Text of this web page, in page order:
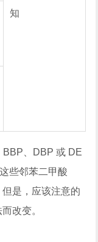
知
BBP、DBP 或 DE
些邻苯二甲酸
是，应该注意的
改变。